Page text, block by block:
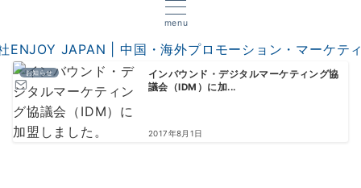
menu
お知らせ
インバウンド・デジタルマーケティング協
議会（IDM）に加...
2017年8月1日